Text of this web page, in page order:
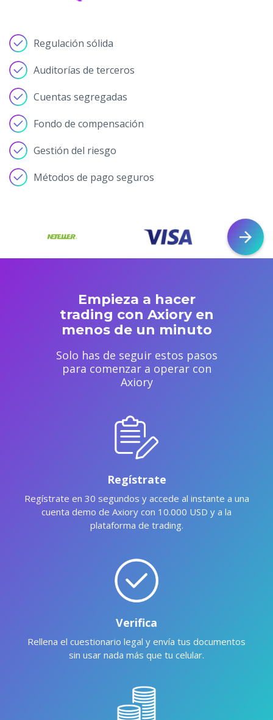
Regulación sólida
Auditorías de terceros
Cuentas segregadas
Fondo de compensación
Gestión del riesgo
Métodos de pago seguros
Empieza a hacer
trading con Axiory en
menos de un minuto
Solo has de seguir estos pasos
para comenzar a operar con
Axiory
Regístrate
Regístrate en 30 segundos y accede al instante a una
cuenta demo de Axiory con 10.000 USD y a la
plataforma de trading.
Verifica
Rellena el cuestionario legal y envía tus documentos
sin usar nada más que tu celular.